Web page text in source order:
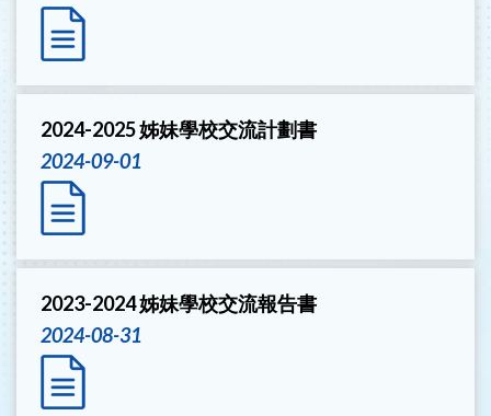
2024-2025 姊妹學校交流計劃書
2024-09-01
2023-2024 姊妹學校交流報告書
2024-08-31